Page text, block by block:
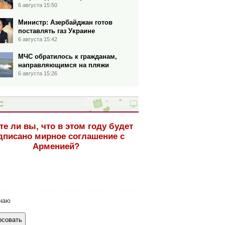
6 августа 15:50
Министр: Азербайджан готов
поставлять газ Украине
6 августа 15:42
МЧС обратилось к гражданам,
направляющимся на пляжи
6 августа 15:26
ли вы, что в этом году будет
мирное соглашение с
Арменией?